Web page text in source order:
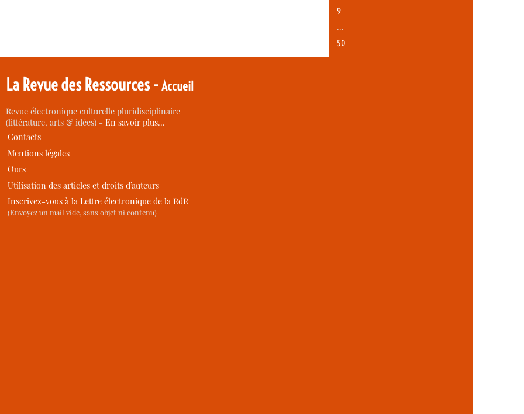
9
…
50
La Revue des Ressources -Accueil
Revue électronique culturelle pluridisciplinaire
(littérature, arts & idées) -En savoir plus…
Contacts
Mentions légales
Ours
Utilisation des articles et droits d’auteurs
Inscrivez-vous à la Lettre électronique de la RdR
(Envoyez un mail vide, sans objet ni contenu)